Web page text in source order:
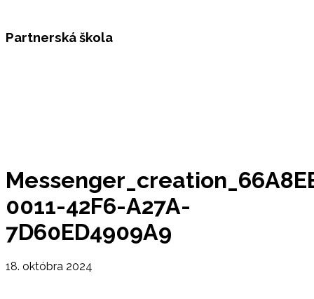
Partnerská škola
0011-42F6-A27A-
7D60ED4909A9
18. októbra 2024